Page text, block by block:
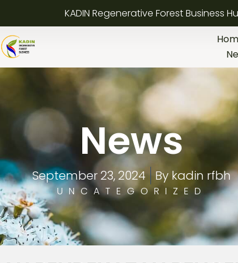
KADIN Regenerative Forest Business
News
September 23, 2024 By kadin rfbh
UNCATEGORIZED